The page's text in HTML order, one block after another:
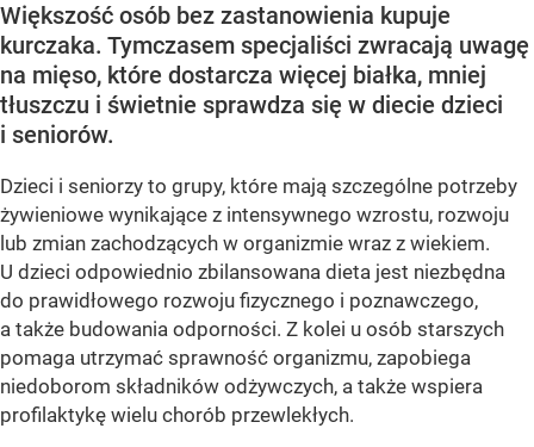
Większość osób bez zastanowienia kupuje
kurczaka. Tymczasem specjaliści zwracają uwagę
na mięso, które dostarcza więcej białka, mniej
tłuszczu i świetnie sprawdza się w diecie dzieci
i seniorów.
Dzieci i seniorzy to grupy, które mają szczególne potrzeby
żywieniowe wynikające z intensywnego wzrostu, rozwoju
lub zmian zachodzących w organizmie wraz z wiekiem.
U dzieci odpowiednio zbilansowana dieta jest niezbędna
do prawidłowego rozwoju fizycznego i poznawczego,
a także budowania odporności. Z kolei u osób starszych
pomaga utrzymać sprawność organizmu, zapobiega
niedoborom składników odżywczych, a także wspiera
profilaktykę wielu chorób przewlekłych.